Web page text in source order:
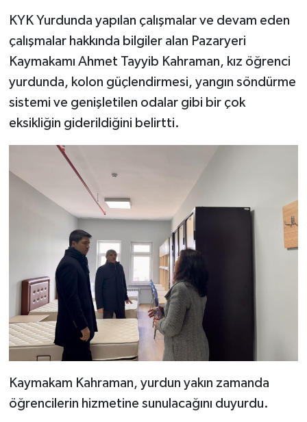
KYK Yurdunda yapılan çalışmalar ve devam eden
çalışmalar hakkında bilgiler alan Pazaryeri
Kaymakamı Ahmet Tayyib Kahraman, kız öğrenci
yurdunda, kolon güçlendirmesi, yangın söndürme
sistemi ve genişletilen odalar gibi bir çok
eksikliğin giderildiğini belirtti.
Kaymakam Kahraman, yurdun yakın zamanda
öğrencilerin hizmetine sunulacağını duyurdu.